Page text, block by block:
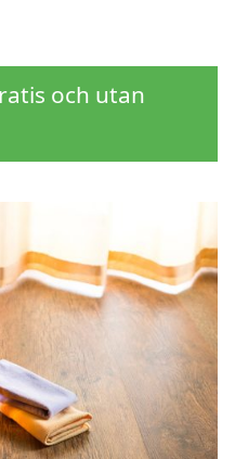
och utan